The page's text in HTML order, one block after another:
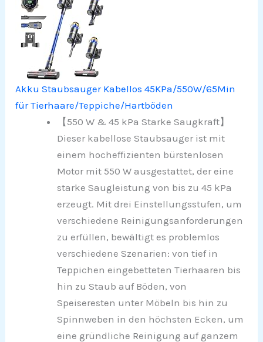
Akku Staubsauger Kabellos 45KPa/550W/65Min
für Tierhaare/Teppiche/Hartböden
【550 W & 45 kPa Starke Saugkraft】
Dieser kabellose Staubsauger ist mit
einem hocheffizienten bürstenlosen
Motor mit 550 W ausgestattet, der eine
starke Saugleistung von bis zu 45 kPa
erzeugt. Mit drei Einstellungsstufen, um
verschiedene Reinigungsanforderungen
zu erfüllen, bewältigt es problemlos
verschiedene Szenarien: von tief in
Teppichen eingebetteten Tierhaaren bis
hin zu Staub auf Böden, von
Speiseresten unter Möbeln bis hin zu
Spinnweben in den höchsten Ecken, um
eine gründliche Reinigung auf ganzem